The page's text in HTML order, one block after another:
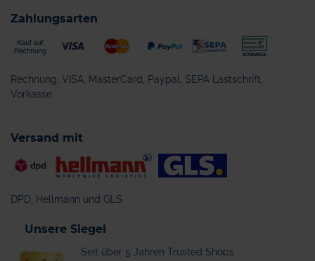
Zahlungsarten
Rechnung, VISA, MasterCard, Paypal, SEPA Lastschrift,
Vorkasse
Versand mit
DPD, Hellmann und GLS
Unsere Siegel
Seit über 5 Jahren Trusted Shops